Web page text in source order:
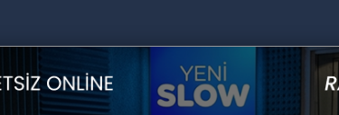
Hotel AI Bungalov Evler Yatta evlilik teklifi